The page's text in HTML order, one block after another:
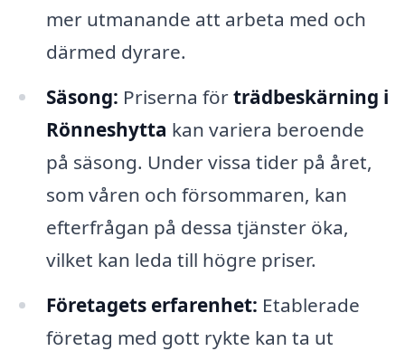
mer utmanande att arbeta med och
därmed dyrare.
Säsong: Priserna förträdbeskärning i
Rönneshytta kan variera beroende
på säsong. Under vissa tider på året,
som våren och försommaren, kan
efterfrågan på dessa tjänster öka,
vilket kan leda till högre priser.
Företagets erfarenhet: Etablerade
företag med gott rykte kan ta ut